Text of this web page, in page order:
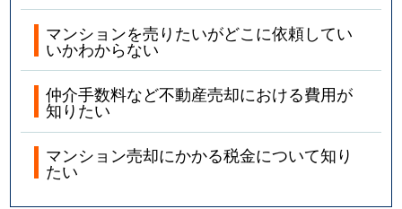
マンションを売りたいがどこに依頼してい
いかわからない
仲介手数料など不動産売却における費用が
知りたい
マンション売却にかかる税金について知り
たい